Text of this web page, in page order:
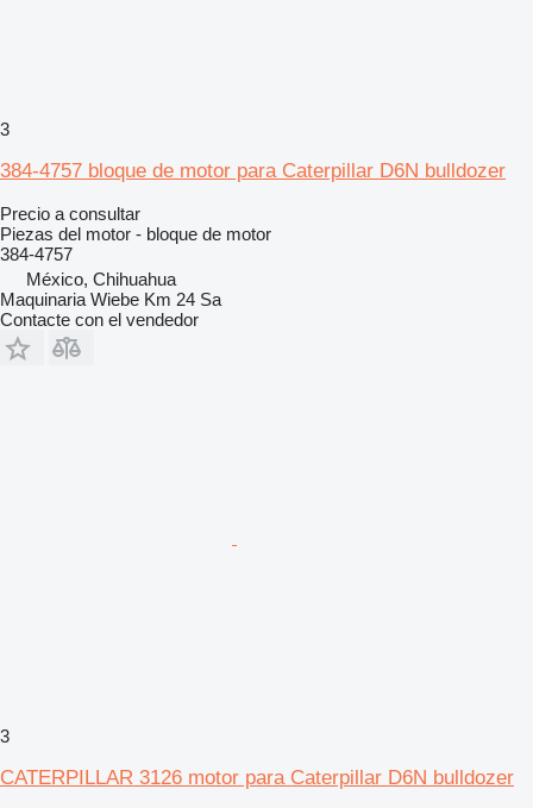
3
384-4757 bloque de motor para Caterpillar D6N bulldozer
Precio a consultar
Piezas del motor - bloque de motor
384-4757
México, Chihuahua
Maquinaria Wiebe Km 24 Sa
Contacte con el vendedor
3
CATERPILLAR 3126 motor para Caterpillar D6N bulldozer